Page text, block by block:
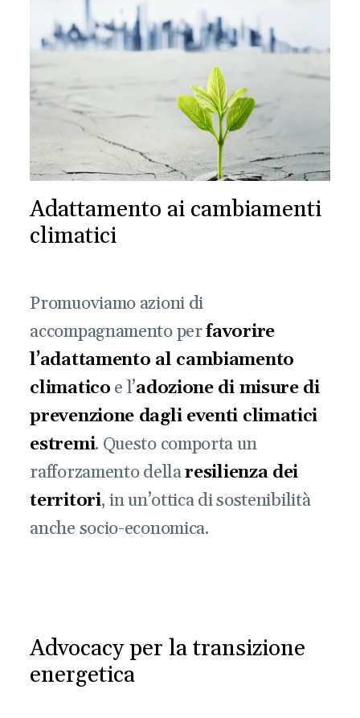
Adattamento ai cambiamenti
climatici
Promuoviamo azioni di
accompagnamento perfavorire
l’adattamento al cambiamento
climatico e l’adozione di misure di
prevenzione dagli eventi climatici
estremi. Questo comporta un
rafforzamento dellaresilienza dei
territori, in un’ottica di sostenibilità
anche socio-economica.
Advocacy per la transizione
energetica